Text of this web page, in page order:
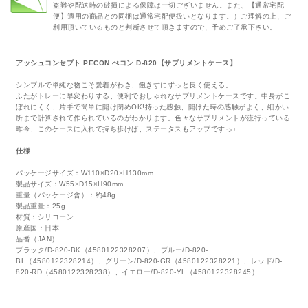
盗難や配送時の破損による保障は一切ございません。また、【通常宅配
便】適用の商品との同梱は通常宅配便扱いとなります。）ご理解の上、ご
利用頂いているものと判断させて頂きますので、予めご了承下さい。
アッシュコンセプト PECON ぺコン D-820【サプリメントケース】
シンプルで単純な物こそ愛着がわき、飽きずにずっと長く使える。
ふたがトレーに早変わりする、便利でおしゃれなサプリメントケースです。中身がこ
ぼれにくく、片手で簡単に開け閉めOK!持った感触、開けた時の感触がよく、細かい
所まで計算されて作られているのがわかります。色々なサプリメントが流行っている
昨今、このケースに入れて持ち歩けば、ステータスもアップですっ♪
仕様
パッケージサイズ：W110×D20×H130mm
製品サイズ：W55×D15×H90mm
重量（パッケージ含）：約48g
製品重量：25g
材質：シリコーン
原産国：日本
品番（JAN）
ブラック/D-820-BK（4580122328207）、ブルー/D-820-
BL（4580122328214）、グリーン/D-820-GR（4580122328221）、レッド/D-
820-RD（4580122328238）、イエロー/D-820-YL（4580122328245）